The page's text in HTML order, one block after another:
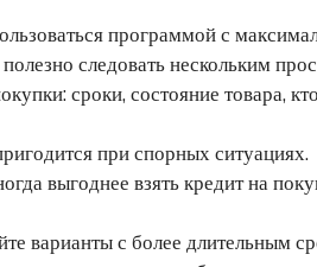
программой с
следовать нескольким
сроки, состояние товара,
при спорных ситуациях.
выгоднее взять кредит на
варианты с более длительным